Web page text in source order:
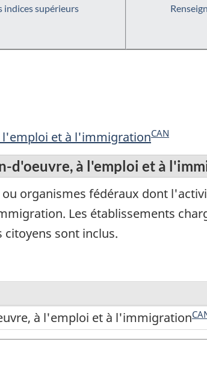
indices supérieurs
l'emploi et à l'immigrationCAN
d'oeuvre, à l'emploi et à
organismes fédéraux dont
Les établissements
citoyens sont inclus.
à l'emploi et à l'immigration